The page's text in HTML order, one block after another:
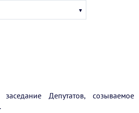
Депутатов, созываемое